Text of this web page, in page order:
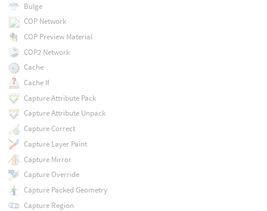
Bulge
COP Network
COP Preview Material
COP2 Network
Cache
Cache If
Capture Attribute Pack
Capture Attribute Unpack
Capture Correct
Capture Layer Paint
Capture Mirror
Capture Override
Capture Packed Geometry
Capture Region